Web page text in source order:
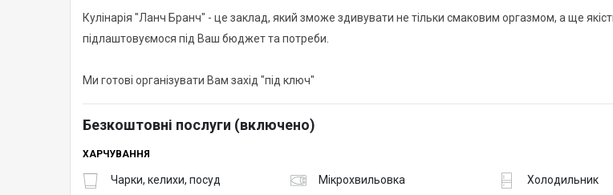
Кулінарія "Ланч Бранч" - це заклад, який зможе здивувати не тільки смаковим оргазмом, а ще
підлаштовуємося під Ваш бюджет та потреби.
Ми готові організувати Вам захід "під ключ"
Безкоштовні послуги (включено)
ХАРЧУВАННЯ
Чарки, келихи, посуд Мікрохвильовка Холодильник